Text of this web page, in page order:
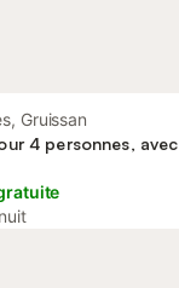
Gruissan
4 personnes, avec